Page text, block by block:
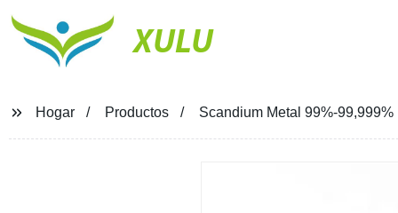
XULU
Hogar Productos Scandium Metal 99%-